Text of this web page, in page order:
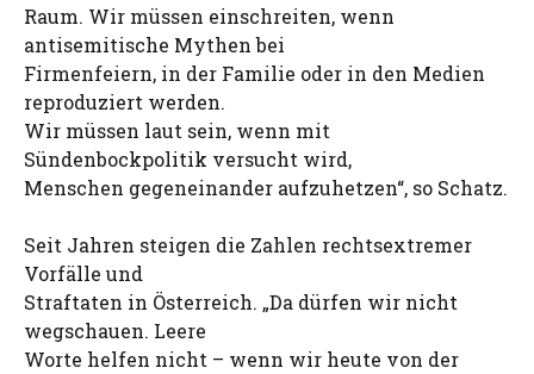
Raum. Wir müssen einschreiten, wenn
antisemitische Mythen bei
Firmenfeiern, in der Familie oder in den Medien
reproduziert werden.
Wir müssen laut sein, wenn mit
Sündenbockpolitik versucht wird,
Menschen gegeneinander aufzuhetzen“, so Schatz.
Seit Jahren steigen die Zahlen rechtsextremer
Vorfälle und
Straftaten in Österreich. „Da dürfen wir nicht
wegschauen. Leere
Worte helfen nicht – wenn wir heute von der